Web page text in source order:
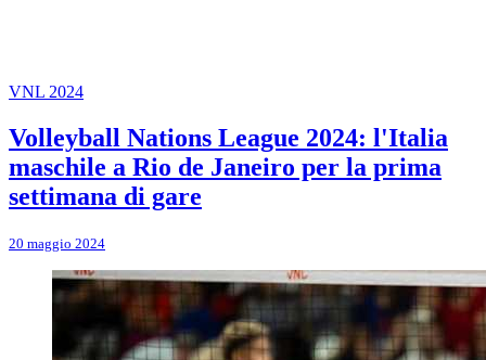
VNL 2024
Volleyball Nations League 2024: l'Italia
maschile a Rio de Janeiro per la prima
settimana di gare
20 maggio 2024